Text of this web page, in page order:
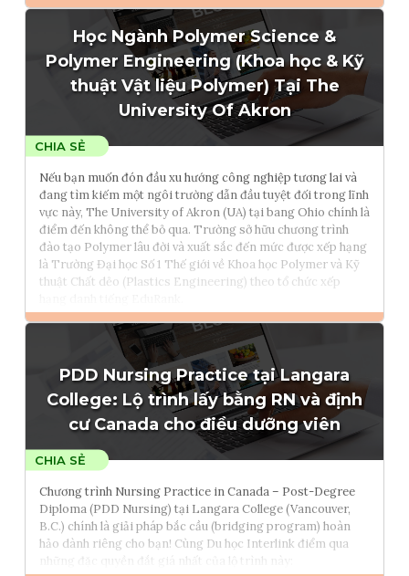
Đọc thêm
Tham vấn Interlink
Học Ngành Polymer Science &
Polymer Engineering (Khoa học & Kỹ
thuật Vật liệu Polymer) Tại The
University Of Akron
Nếu bạn muốn đón đầu xu hướng công nghiệp tương lai và
đang tìm kiếm một ngôi trường dẫn đầu tuyệt đối trong lĩnh
vực này, The University of Akron (UA) tại bang Ohio chính là
điểm đến không thể bỏ qua. Trường sở hữu chương trình
đào tạo Polymer lâu đời và xuất sắc đến mức được xếp hạng
là Trường Đại học Số 1 Thế giới về Khoa học Polymer và Kỹ
thuật Chất dẻo (Plastics Engineering) theo tổ chức xếp
Đọc thêm
Tham vấn Interlink
PDD Nursing Practice tại Langara
College: Lộ trình lấy bằng RN và định
cư Canada cho điều dưỡng viên
Chương trình Nursing Practice in Canada – Post-Degree
Diploma (PDD Nursing) tại Langara College (Vancouver,
B.C.) chính là giải pháp bắc cầu (bridging program) hoàn
hảo dành riêng cho bạn! Cùng Du học Interlink điểm qua
những đặc quyền đắt giá nhất của lộ trình này: